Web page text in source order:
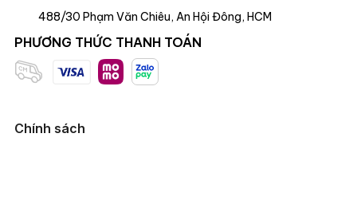
Chính sách
488/30 Phạm Văn Chiêu, An Hội Đông, HCM
PHƯƠNG THỨC THANH TOÁN